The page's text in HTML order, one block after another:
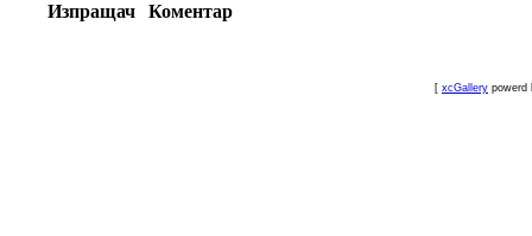
Изпращач Коментар
[ xcGallery